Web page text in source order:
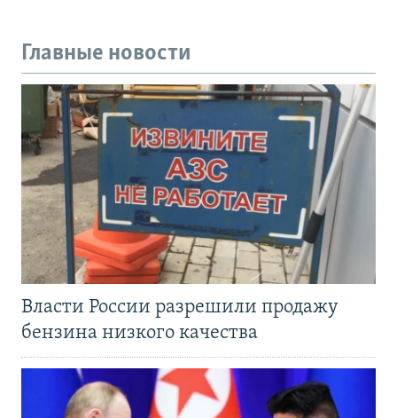
Главные новости
Власти России разрешили продажу
бензина низкого качества